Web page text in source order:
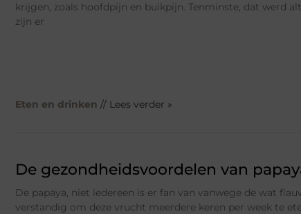
krijgen, zoals hoofdpijn en buikpijn. Tenminste, dat werd
zijn er
Eten en drinken // Lees verder »
De gezondheidsvoordelen van
De papaya, niet iedereen is er fan van vanwege de wat
verstandig om deze vrucht meerdere keren per week te